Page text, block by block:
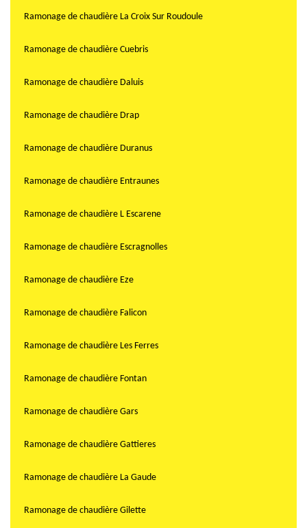
Ramonage de chaudière La Croix Sur Roudoule
Ramonage de chaudière Cuebris
Ramonage de chaudière Daluis
Ramonage de chaudière Drap
Ramonage de chaudière Duranus
Ramonage de chaudière Entraunes
Ramonage de chaudière L Escarene
Ramonage de chaudière Escragnolles
Ramonage de chaudière Eze
Ramonage de chaudière Falicon
Ramonage de chaudière Les Ferres
Ramonage de chaudière Fontan
Ramonage de chaudière Gars
Ramonage de chaudière Gattieres
Ramonage de chaudière La Gaude
Ramonage de chaudière Gilette